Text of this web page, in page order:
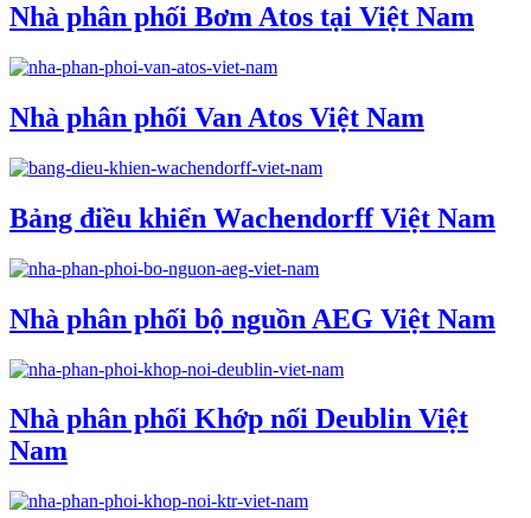
Nhà phân phối Bơm Atos tại Việt Nam
Nhà phân phối Van Atos Việt Nam
Bảng điều khiển Wachendorff Việt Nam
Nhà phân phối bộ nguồn AEG Việt Nam
Nhà phân phối Khớp nối Deublin Việt
Nam